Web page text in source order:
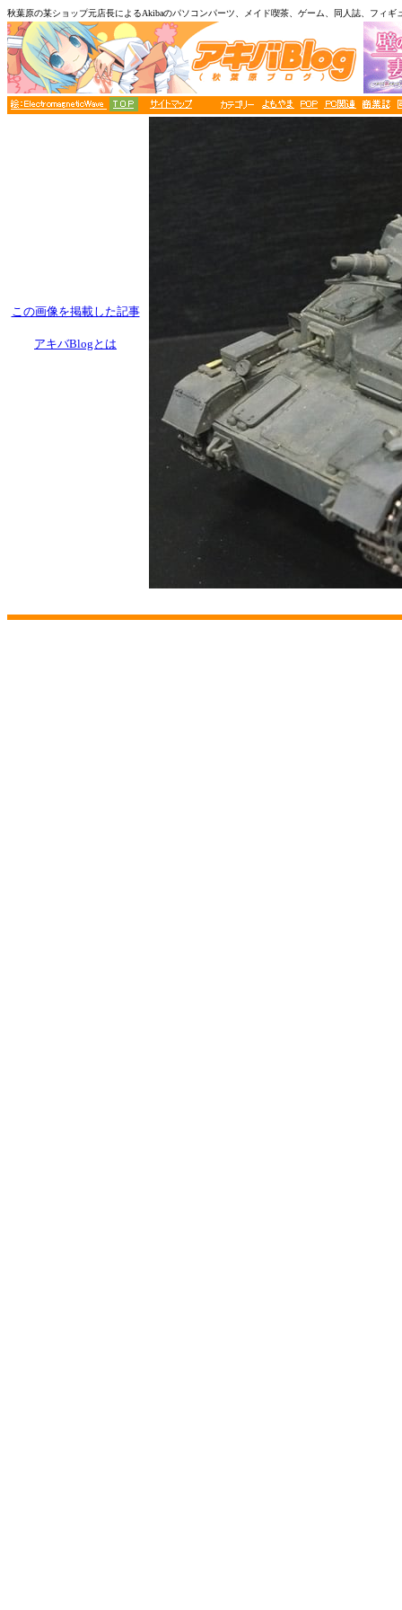
秋葉原の某ショップ元店長によるAkibaのパソコンパーツ、メイド喫茶、ゲーム、同人誌、フィ
この画像を掲載した記事
アキバBlogとは